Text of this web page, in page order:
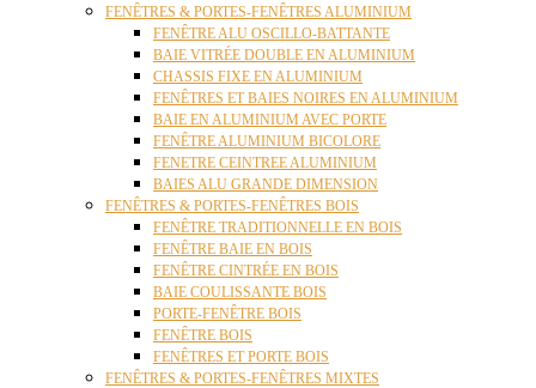
FENÊTRES & PORTES-FENÊTRES ALUMINIUM
FENÊTRE ALU OSCILLO-BATTANTE
BAIE VITRÉE DOUBLE EN ALUMINIUM
CHASSIS FIXE EN ALUMINIUM
FENÊTRES ET BAIES NOIRES EN ALUMINIUM
BAIE EN ALUMINIUM AVEC PORTE
FENÊTRE ALUMINIUM BICOLORE
FENETRE CEINTREE ALUMINIUM
BAIES ALU GRANDE DIMENSION
FENÊTRES & PORTES-FENÊTRES BOIS
FENÊTRE TRADITIONNELLE EN BOIS
FENÊTRE BAIE EN BOIS
FENÊTRE CINTRÉE EN BOIS
BAIE COULISSANTE BOIS
PORTE-FENÊTRE BOIS
FENÊTRE BOIS
FENÊTRES ET PORTE BOIS
FENÊTRES & PORTES-FENÊTRES MIXTES